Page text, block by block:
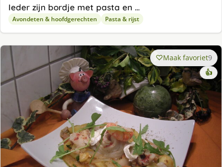
Ieder zijn bordje met pasta en …
Avondeten & hoofdgerechten Pasta & rijst
Maak favoriet9
👍